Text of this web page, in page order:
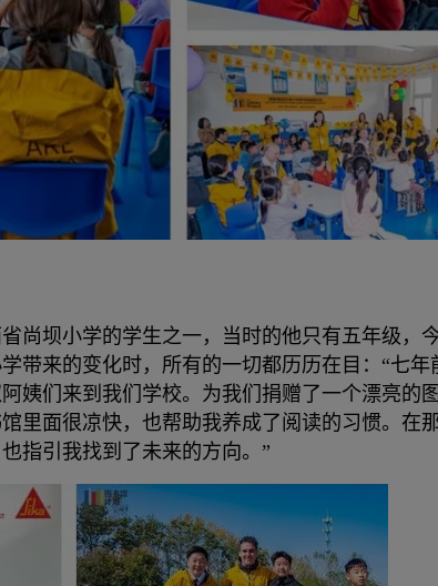
尚坝小学的学生之一，当时的他只有五年级，
带来的变化时，所有的一切都历历在目：“七年
姨们来到我们学校。为我们捐赠了一个漂亮的
里面很凉快，也帮助我养成了阅读的习惯。在
指引我找到了未来的方向。”